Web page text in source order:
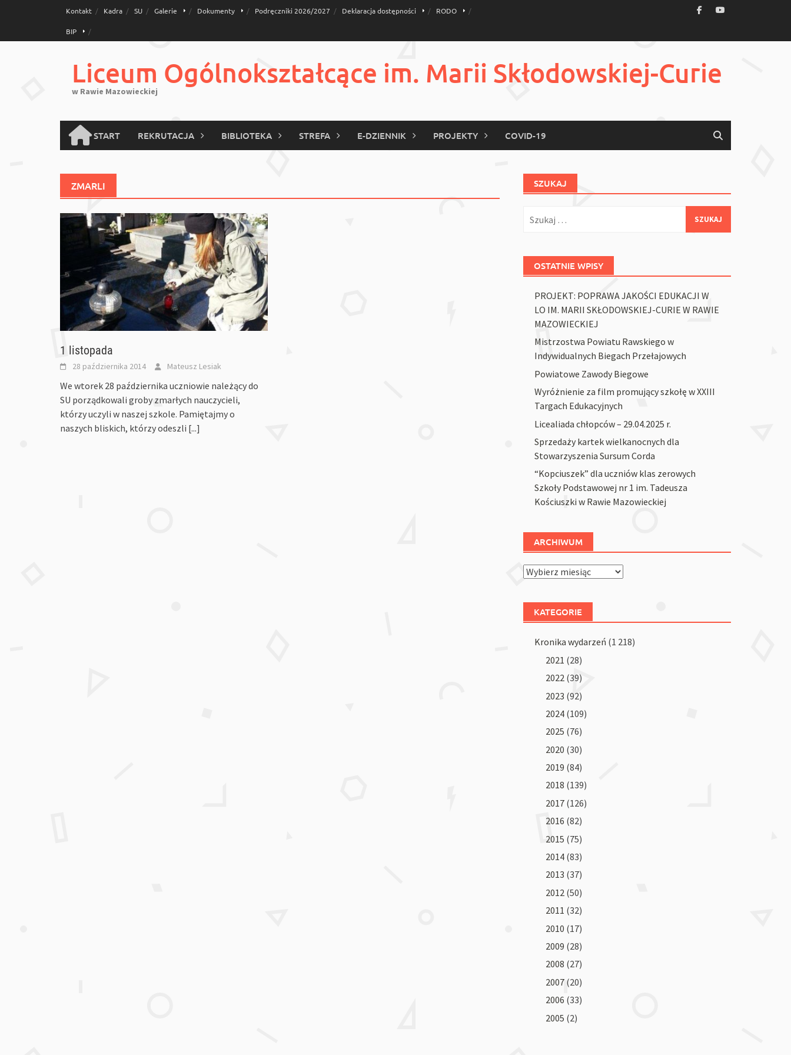
Kontakt Kadra SU Galerie Dokumenty Podręczniki 2026/2027 Deklaracja dostępności RODO
BIP
Liceum Ogólnokształcące im. Marii Skłodowskiej-Curie
w Rawie Mazowieckiej
START REKRUTACJA BIBLIOTEKA STREFA E-DZIENNIK PROJEKTY COVID-19
ZMARLI
1 listopada
28 października 2014 Mateusz Lesiak
We wtorek 28 października uczniowie należący do
SU porządkowali groby zmarłych nauczycieli,
którzy uczyli w naszej szkole. Pamiętajmy o
naszych bliskich, którzy odeszli [...]
SZUKAJ
OSTATNIE WPISY
PROJEKT: POPRAWA JAKOŚCI EDUKACJI W
LO IM. MARII SKŁODOWSKIEJ-CURIE W RAWIE
MAZOWIECKIEJ
Mistrzostwa Powiatu Rawskiego w
Indywidualnych Biegach Przełajowych
Powiatowe Zawody Biegowe
Wyróżnienie za film promujący szkołę w XXIII
Targach Edukacyjnych
Licealiada chłopców – 29.04.2025 r.
Sprzedaży kartek wielkanocnych dla
Stowarzyszenia Sursum Corda
“Kopciuszek” dla uczniów klas zerowych
Szkoły Podstawowej nr 1 im. Tadeusza
Kościuszki w Rawie Mazowieckiej
ARCHIWUM
Archiwum
KATEGORIE
Kronika wydarzeń (1 218)
2021 (28)
2022 (39)
2023 (92)
2024 (109)
2025 (76)
2020 (30)
2019 (84)
2018 (139)
2017 (126)
2016 (82)
2015 (75)
2014 (83)
2013 (37)
2012 (50)
2011 (32)
2010 (17)
2009 (28)
2008 (27)
2007 (20)
2006 (33)
2005 (2)